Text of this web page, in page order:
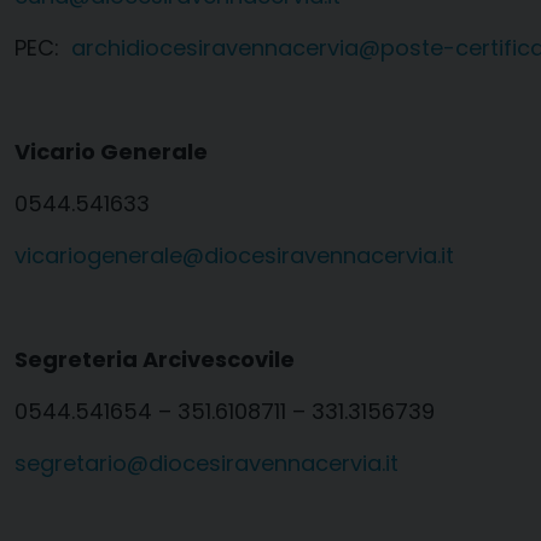
PEC: archidiocesiravennacervia@poste-
Vicario Generale
0544.541633
vicariogenerale@diocesiravennacervia.it
Segreteria Arcivescovile
0544.541654 – 351.6108711 – 331.3156739
segretario@diocesiravennacervia.it